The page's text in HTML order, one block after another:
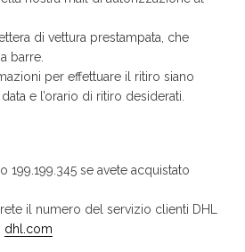
di vettura prestampata, che
barre.
per effettuare il ritiro siano
e l’orario di ritiro desiderati.
199.199.345 se avete acquistato
il numero del servizio clienti DHL
dhl.com